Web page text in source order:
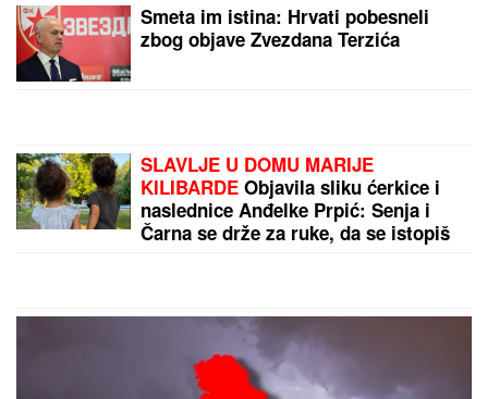
da vidite, kako da stignete i šta da
probate